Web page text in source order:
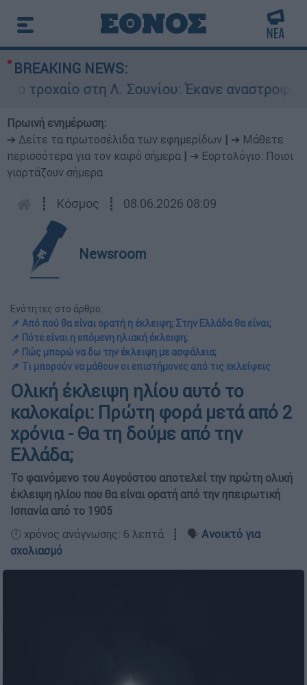
BREAKING NEWS:
στη Λ. Σουνίου: Έκανε αναστροφή ο
Πρωινή ενημέρωση:
➔ Δείτε τα πρωτοσέλιδα των εφημερίδων
➔ Μάθετε
περισσότερα για τον καιρό σήμερα
➔ Εορτολόγιο: Ποιοι
γιορτάζουν σήμερα
┋ Κόσμος ┋ 08.06.2026 08:09
Newsroom
Ενότητες στο άρθρο:
📌 Από πού θα είναι ορατή η έκλειψη; Στην Ελλάδα θα είναι;
📌 Πότε είναι η επόμενη ηλιακή έκλειψη;
📌 Πώς μπορώ να δω την έκλειψη με ασφάλεια;
📌 Τι μπορούν να μάθουν οι επιστήμονες από τις εκλείψεις
Ολική έκλειψη ηλίου αυτό το
καλοκαίρι: Πρώτη φορά μετά από 2
χρόνια - Θα τη δούμε από την
Ελλάδα;
Το φαινόμενο του Αυγούστου αποτελεί την πρώτη ολική
έκλειψη ηλίου που θα είναι ορατή από την ηπειρωτική
Ισπανία από το 1905
🕛 χρόνος ανάγνωσης: 6 λεπτά ┋ 🗣️ Ανοικτό για
σχολιασμό